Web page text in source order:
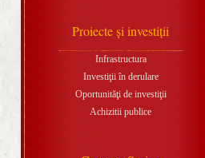
Proiecte şi investiţii
Infrastructura
Investiţii în derulare
Oportunităţi de investiţii
Achizitii publice